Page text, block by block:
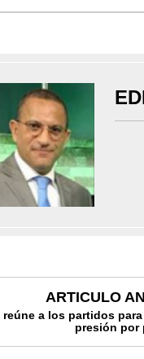
ARTICULO
reúne a los partidos
presión por